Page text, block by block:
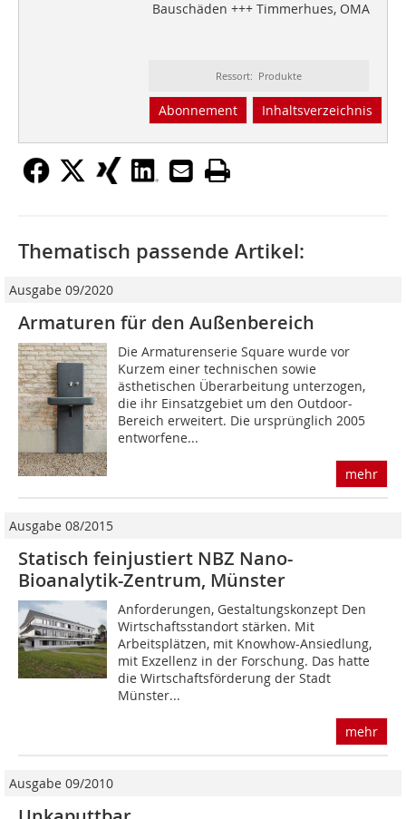
Bauschäden +++ Timmerhues, OMA
Ressort: Produkte
Abonnement Inhaltsverzeichnis
Thematisch passende Artikel:
Ausgabe 09/2020
Armaturen für den Außenbereich
Die Armaturenserie Square wurde vor
Kurzem einer technischen sowie
ästhetischen Überarbeitung unterzogen,
die ihr Einsatzgebiet um den Outdoor-
Bereich erweitert. Die ursprünglich 2005
entworfene...
mehr
Ausgabe 08/2015
Statisch feinjustiert NBZ Nano-
Bioanalytik-Zentrum, Münster
Anforderungen, Gestaltungskonzept Den
Wirtschaftsstandort stärken. Mit
Arbeitsplätzen, mit Knowhow-Ansiedlung,
mit Exzellenz in der Forschung. Das hatte
die Wirtschaftsförderung der Stadt
Münster...
mehr
Ausgabe 09/2010